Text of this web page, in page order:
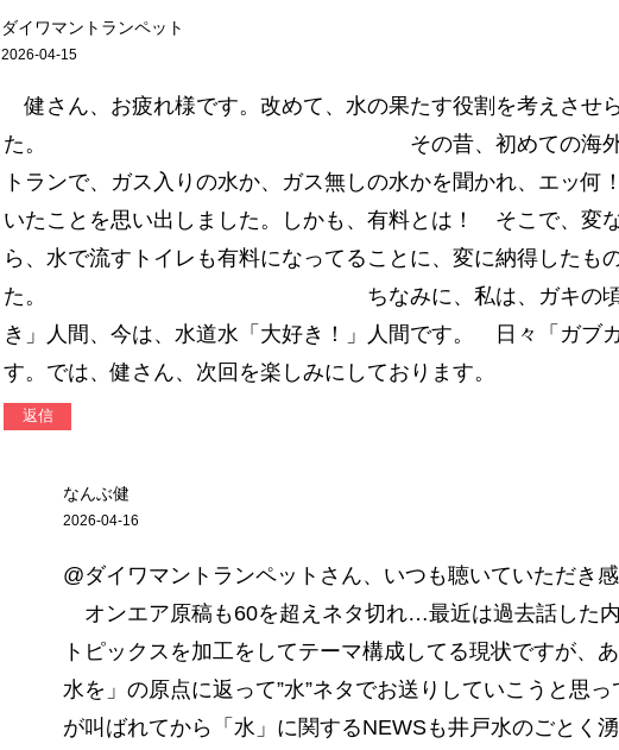
ダイワマントランペット
2026-04-15
健さん、お疲れ様です。改めて、水の果たす役割を考えさせ
た。 その昔、初めての海外経験
トランで、ガス入りの水か、ガス無しの水かを聞かれ、エッ何
いたことを思い出しました。しかも、有料とは！ そこで、変
ら、水で流すトイレも有料になってることに、変に納得したも
た。 ちなみに、私は、ガキの頃は井
き」人間、今は、水道水「大好き！」人間です。 日々「ガブ
す。では、健さん、次回を楽しみにしております。
返信
なんぶ健
2026-04-16
@ダイワマントランペットさん、いつも聴いていただき
オンエア原稿も60を超えネタ切れ…最近は過去話した
トピックスを加工をしてテーマ構成してる現状ですが、
水を」の原点に返って”水”ネタでお送りしていこうと思
が叫ばれてから「水」に関するNEWSも井戸水のごとく